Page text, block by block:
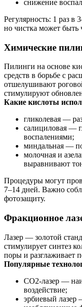
снижение
Регулярность: 1 раз в
но чистка может быть
Химические
Пилинги на основе
средств в борьбе с
отшелушивают
стимулируют
Какие кислоты
гликолевая —
салициловая —
воспалениями;
миндальная —
молочная и
выравнивают
Процедуры могут
7–14 дней. Важно
фотозащиту.
Фракционное
Лазер — золотой
стимулирует синтез
поры и разглаживает
Популярные
CO2-лазер —
воздействие;
эрбиевый лазер